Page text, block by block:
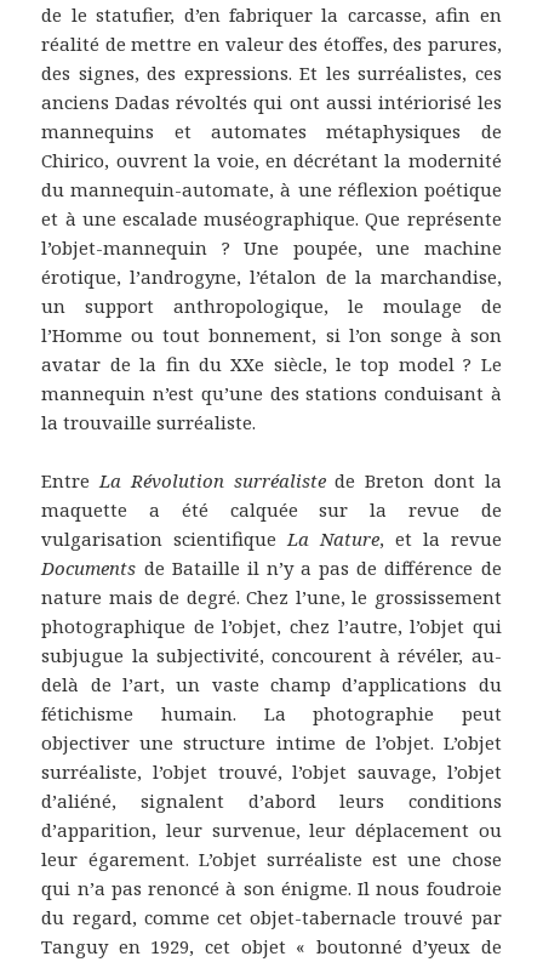
de le statufier, d’en fabriquer la carcasse, afin en
réalité de mettre en valeur des étoffes, des parures,
des signes, des expressions. Et les surréalistes, ces
anciens Dadas révoltés qui ont aussi intériorisé les
mannequins et automates métaphysiques de
Chirico, ouvrent la voie, en décrétant la modernité
du mannequin-automate, à une réflexion poétique
et à une escalade muséographique. Que représente
l’objet-mannequin ? Une poupée, une machine
érotique, l’androgyne, l’étalon de la marchandise,
un support anthropologique, le moulage de
l’Homme ou tout bonnement, si l’on songe à son
avatar de la fin du XXe siècle, le top model ? Le
mannequin n’est qu’une des stations conduisant à
la trouvaille surréaliste.
EntreLa Révolution surréalistede Breton dont la
maquette a été calquée sur la revue de
vulgarisation scientifiqueLa Nature, et la revue
Documents de Bataille il n’y a pas de différence de
nature mais de degré. Chez l’une, le grossissement
photographique de l’objet, chez l’autre, l’objet qui
subjugue la subjectivité, concourent à révéler, au-
delà de l’art, un vaste champ d’applications du
fétichisme humain. La photographie peut
objectiver une structure intime de l’objet. L’objet
surréaliste, l’objet trouvé, l’objet sauvage, l’objet
d’aliéné, signalent d’abord leurs conditions
d’apparition, leur survenue, leur déplacement ou
leur égarement. L’objet surréaliste est une chose
qui n’a pas renoncé à son énigme. Il nous foudroie
du regard, comme cet objet-tabernacle trouvé par
Tanguy en 1929, cet objet « boutonné d’yeux de